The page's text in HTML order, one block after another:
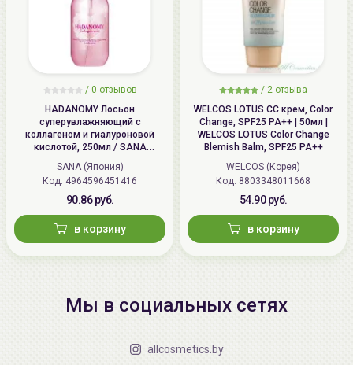
/ 0 отзывов
HADANOMY Лосьон
суперувлажняющий с
коллагеном и гиалуроновой
кислотой, 250мл / SANA
HADANOMY Collagen mist
SANA (Япония)
Код: 4964596451416
90.86 руб.
в корзину
/ 2 отзыва
WELCOS LOTUS СС крем, Color
Change, SPF25 PA++ | 50мл |
WELCOS LOTUS Color Change
Blemish Balm, SPF25 PA++
WELCOS (Корея)
Код: 8803348011668
54.90 руб.
в корзину
Мы в социальных сетях
allcosmetics.by